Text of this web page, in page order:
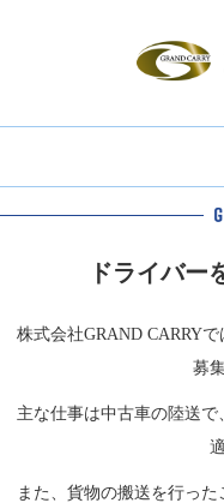
ドライバー
株式会社GRAND CARRYで
募
主な仕事は中古車の陸送で
また、貨物の搬送を行っ